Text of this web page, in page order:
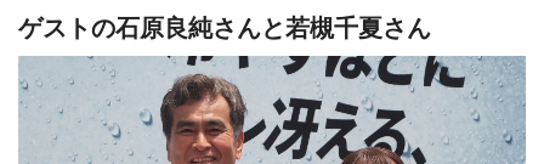
ゲストの石原良純さんと若槻千夏さん